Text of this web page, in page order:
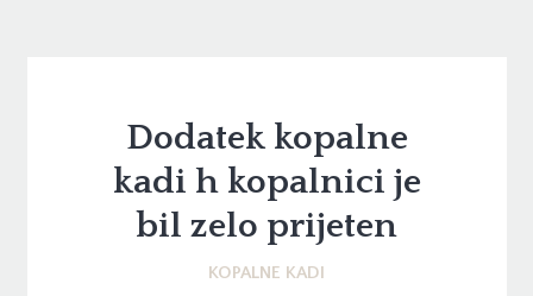
Dodatek kopalne
kadi h kopalnici je
bil zelo prijeten
KOPALNE KADI